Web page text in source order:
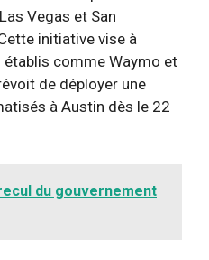
Vegas et San
initiative vise à
comme Waymo et
de déployer une
à Austin dès le 22
du gouvernement